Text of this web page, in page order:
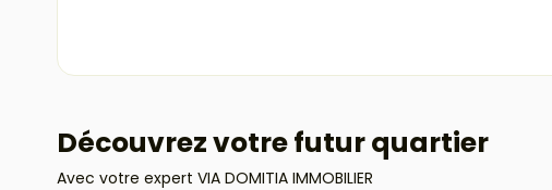
Découvrez votre futur quartier
Avec votre expert VIA DOMITIA IMMOBILIER